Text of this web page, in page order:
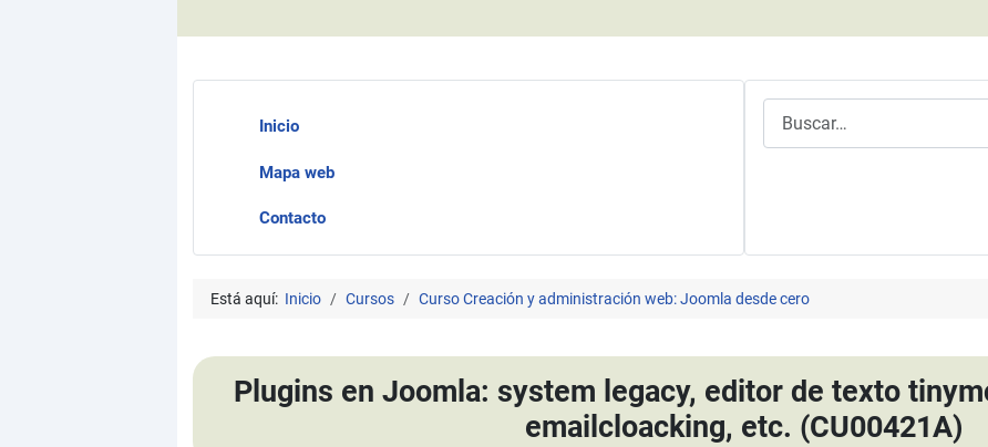
Inicio
Mapa web
Contacto
Está aquí: Inicio Cursos Curso Creación y administración web: Joomla desde cero
Plugins en Joomla: system legacy, editor de texto
emailcloacking, etc. (CU00421A)